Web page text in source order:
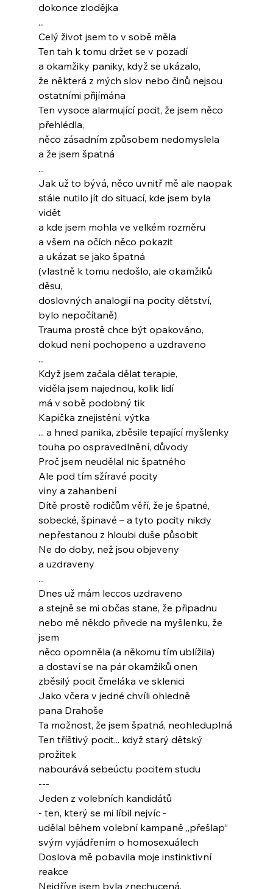
dokonce zlodějka
...
Celý život jsem to v sobě měla
Ten tah k tomu držet se v pozadí
a okamžiky paniky, když se ukázalo,
že některá z mých slov nebo činů nejsou
ostatními přijímána
Ten vysoce alarmující pocit, že jsem něco
přehlédla,
něco zásadním způsobem nedomyslela
a že jsem špatná
...
Jak už to bývá, něco uvnitř mě ale naopak
stále nutilo jít do situací, kde jsem byla
vidět
a kde jsem mohla ve velkém rozměru
a všem na očích něco pokazit
a ukázat se jako špatná
(vlastně k tomu nedošlo, ale okamžiků
děsu,
doslovných analogií na pocity dětství,
bylo nepočítaně)
Trauma prostě chce být opakováno,
dokud není pochopeno a uzdraveno
...
Když jsem začala dělat terapie,
viděla jsem najednou, kolik lidí
má v sobě podobný tik
Kapička znejistění, výtka
... a hned panika, zběsile tepající myšlenky
touha po ospravedlnění, důvody
Proč jsem neudělal nic špatného
Ale pod tím sžíravé pocity
viny a zahanbení
Dítě prostě rodičům věří, že je špatné,
sobecké, špinavé – a tyto pocity nikdy
nepřestanou z hloubi duše působit
Ne do doby, než jsou objeveny
a uzdraveny
...
Dnes už mám leccos uzdraveno
a stejně se mi občas stane, že připadnu
nebo mě někdo přivede na myšlenku, že
jsem
něco opomněla (a někomu tím ublížila)
a dostaví se na pár okamžiků onen
zběsilý pocit čmeláka ve sklenici
Jako včera v jedné chvíli ohledně
pana Drahoše
Ta možnost, že jsem špatná, neohleduplná
Ten tříštivý pocit... když starý dětský
prožitek
nabourává sebeúctu pocitem studu
---
Jeden z volebních kandidátů
- ten, který se mi líbil nejvíc -
udělal během volební kampaně „přešlap“
svým vyjádřením o homosexuálech
Doslova mě pobavila moje instinktivní
reakce
Nejdříve jsem byla znechucená,